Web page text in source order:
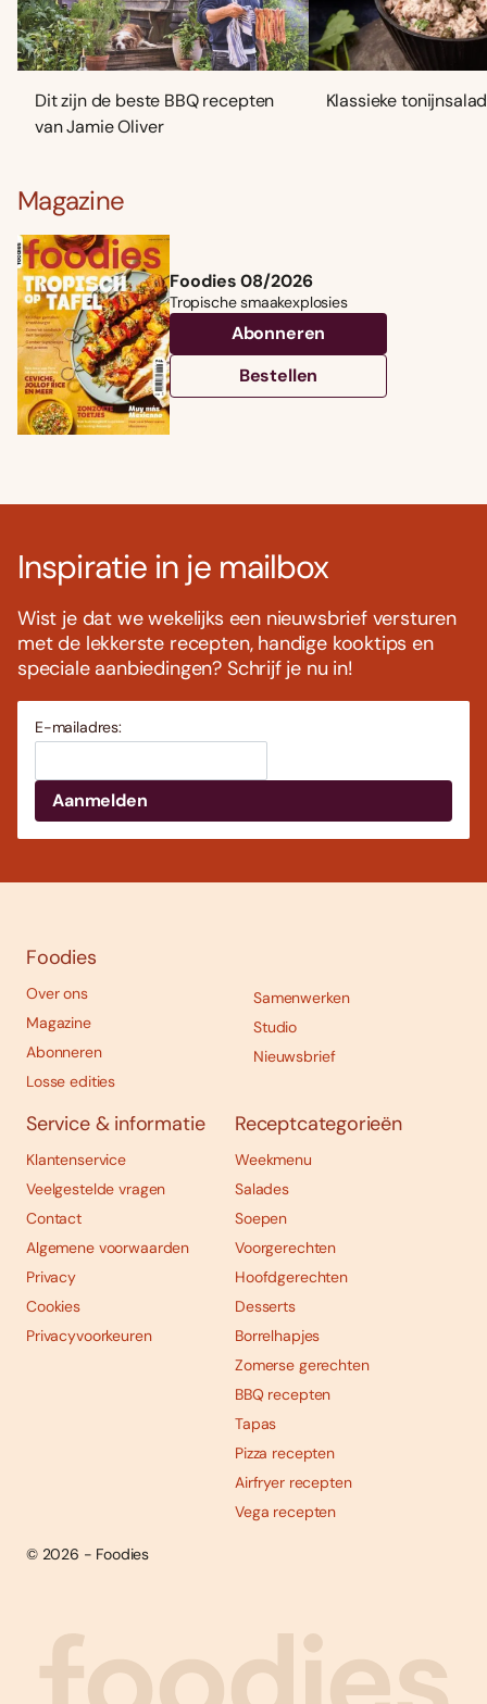
Abonneren
Dit zijn de beste BBQ recepten
van Jamie Oliver
Klassieke
Magazine
Foodies 08/2026
Tropische smaakexplosies
Abonneren
Bestellen
Inspiratie in je mailbox
Wist je dat we wekelijks een nieuwsbrief versturen
met de lekkerste recepten, handige kooktips en
speciale aanbiedingen? Schrijf je nu in!
E-mailadres:
Foodies
Over ons
Magazine
Abonneren
Losse edities
Samenwerken
Studio
Nieuwsbrief
Service & informatie
Klantenservice
Veelgestelde vragen
Contact
Algemene voorwaarden
Privacy
Cookies
Privacyvoorkeuren
Receptcategorieën
Weekmenu
Salades
Soepen
Voorgerechten
Hoofdgerechten
Desserts
Borrelhapjes
Zomerse gerechten
BBQ recepten
Tapas
Pizza recepten
Airfryer recepten
Vega recepten
© 2026 - Foodies